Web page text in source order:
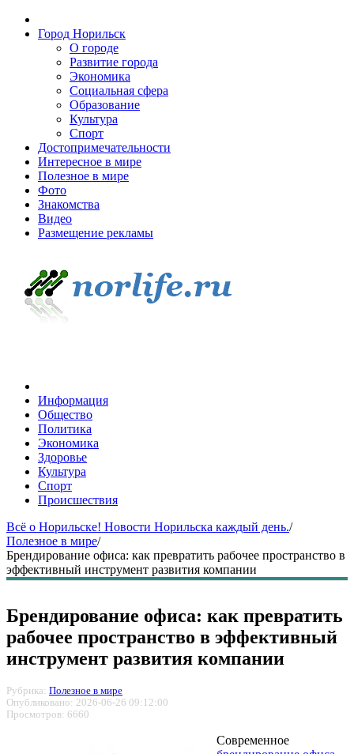
Город Норильск
О городе
Развитие города
Экономика
Социальная сфера
Образование
Культура
Спорт
Достопримечательности
Интересное в мире
Полезное в мире
Фото
Знакомства
Видео
Размещение рекламы
Информация
Общество
Политика
Экономика
Здоровье
Культура
Спорт
Происшествия
Всё о Норильске! Новости Норильска каждый день./
Полезное в мире/
Брендирование офиса: как превратить рабочее пространство в
эффективный инструмент развития компании
Брендирование офиса: как превратить
рабочее пространство в эффективный
инструмент развития компании
Рубрика: Полезное в мире
Опубликовано: 2026-06-26 09:12:00
Просмотров: 6660
Современное